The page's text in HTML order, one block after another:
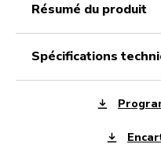
résumé du produit
spécifications